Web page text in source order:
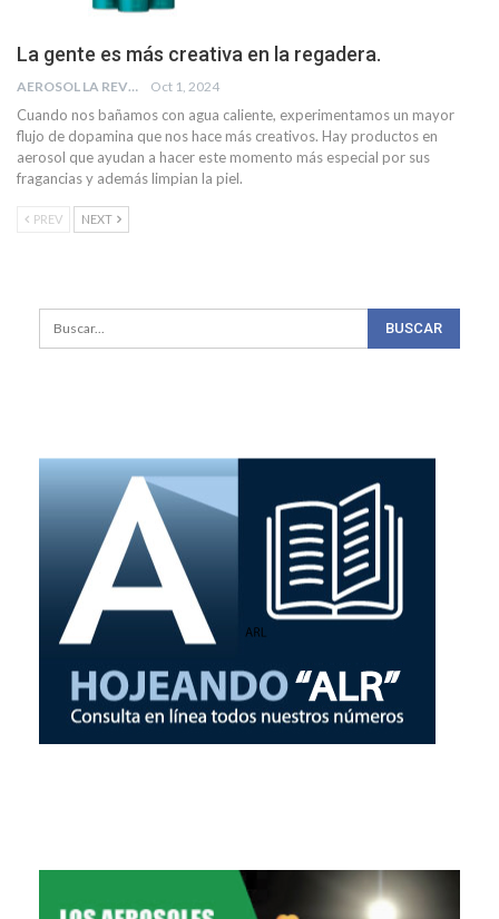
La gente es más creativa en la regadera.
AEROSOL LA REVISTA Oct 1, 2024
Cuando nos bañamos con agua caliente, experimentamos un mayor
flujo de dopamina que nos hace más creativos. Hay productos en
aerosol que ayudan a hacer este momento más especial por sus
fragancias y además limpian la piel.
PREV NEXT